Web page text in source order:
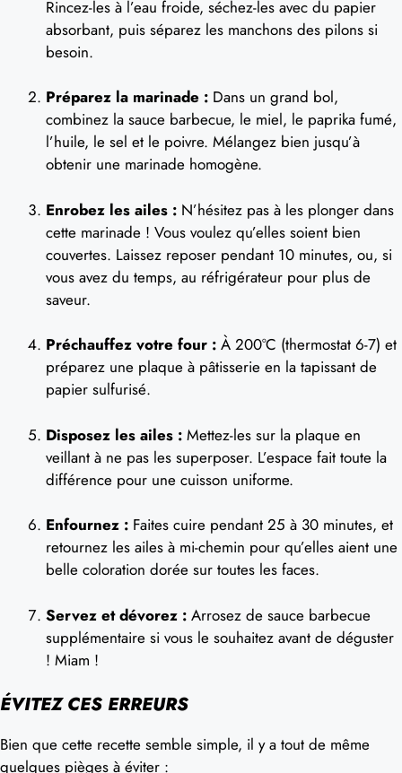
Rincez-les à l’eau froide, séchez-les avec du papier
absorbant, puis séparez les manchons des pilons si
besoin.
Préparez la marinade : Dans un grand bol,
combinez la sauce barbecue, le miel, le paprika fumé,
l’huile, le sel et le poivre. Mélangez bien jusqu’à
obtenir une marinade homogène.
Enrobez les ailes : N’hésitez pas à les plonger dans
cette marinade ! Vous voulez qu’elles soient bien
couvertes. Laissez reposer pendant 10 minutes, ou, si
vous avez du temps, au réfrigérateur pour plus de
saveur.
Préchauffez votre four : À 200°C (thermostat 6-7) et
préparez une plaque à pâtisserie en la tapissant de
papier sulfurisé.
Disposez les ailes : Mettez-les sur la plaque en
veillant à ne pas les superposer. L’espace fait toute la
différence pour une cuisson uniforme.
Enfournez : Faites cuire pendant 25 à 30 minutes, et
retournez les ailes à mi-chemin pour qu’elles aient une
belle coloration dorée sur toutes les faces.
Servez et dévorez : Arrosez de sauce barbecue
supplémentaire si vous le souhaitez avant de déguster
! Miam !
ÉVITEZ CES ERREURS
Bien que cette recette semble simple, il y a tout de même
quelques pièges à éviter :